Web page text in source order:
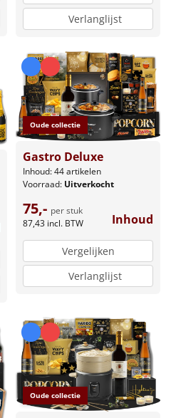
Verlanglijst
Oude collectie
Gastro Deluxe
Inhoud: 44 artikelen
Voorraad: Uitverkocht
75,- per stuk
87,43 incl. BTW Inhoud
Vergelijken
Verlanglijst
Oude collectie